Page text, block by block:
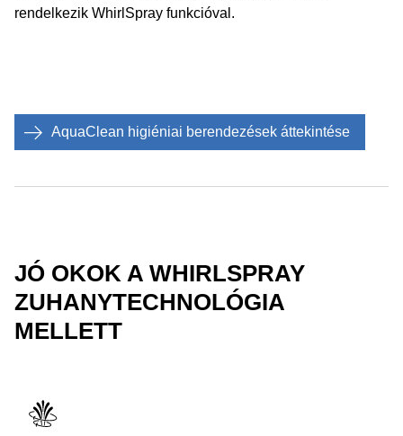
rendelkezik WhirlSpray funkcióval.
AquaClean higiéniai berendezések áttekintése
JÓ OKOK A WHIRLSPRAY
ZUHANYTECHNOLÓGIA
MELLETT